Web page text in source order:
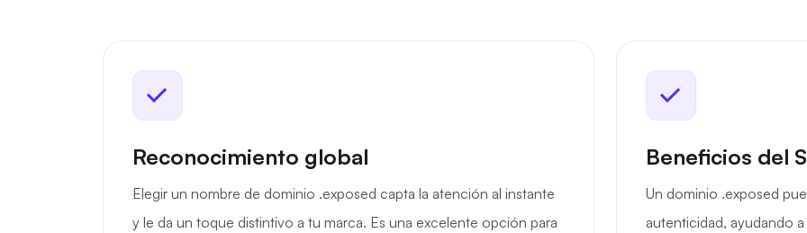
Reconocimiento global
Elegir un nombre de dominio .exposed capta la atención al instante
y le da un toque distintivo a tu marca. Es una excelente opción para
Beneficios del
Un dominio .exposed
autenticidad, ayudando